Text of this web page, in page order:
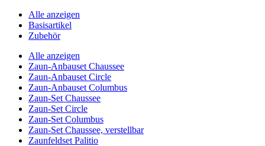
Alle anzeigen
Basisartikel
Zubehör
Alle anzeigen
Zaun-Anbauset Chaussee
Zaun-Anbauset Circle
Zaun-Anbauset Columbus
Zaun-Set Chaussee
Zaun-Set Circle
Zaun-Set Columbus
Zaun-Set Chaussee, verstellbar
Zaunfeldset Palitio